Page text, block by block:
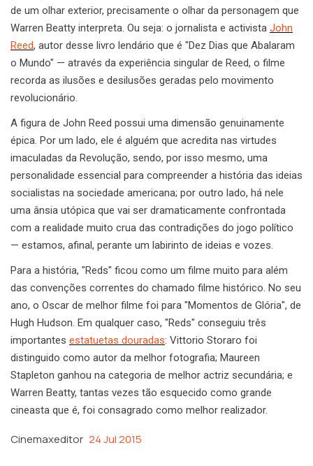
de um olhar exterior, precisamente o olhar da personagem que
Warren Beatty interpreta. Ou seja: o jornalista e activista John
Reed, autor desse livro lendário que é "Dez Dias que Abalaram
o Mundo" — através da experiência singular de Reed, o filme
recorda as ilusões e desilusões geradas pelo movimento
revolucionário.
A figura de John Reed possui uma dimensão genuinamente
épica. Por um lado, ele é alguém que acredita nas virtudes
imaculadas da Revolução, sendo, por isso mesmo, uma
personalidade essencial para compreender a história das ideias
socialistas na sociedade americana; por outro lado, há nele
uma ânsia utópica que vai ser dramaticamente confrontada
com a realidade muito crua das contradições do jogo político
— estamos, afinal, perante um labirinto de ideias e vozes.
Para a história, "Reds" ficou como um filme muito para além
das convenções correntes do chamado filme histórico. No seu
ano, o Oscar de melhor filme foi para "Momentos de Glória", de
Hugh Hudson. Em qualquer caso, "Reds" conseguiu três
importantes estatuetas douradas: Vittorio Storaro foi
distinguido como autor da melhor fotografia; Maureen
Stapleton ganhou na categoria de melhor actriz secundária; e
Warren Beatty, tantas vezes tão esquecido como grande
cineasta que é, foi consagrado como melhor realizador.
Cinemaxeditor 24 Jul 2015